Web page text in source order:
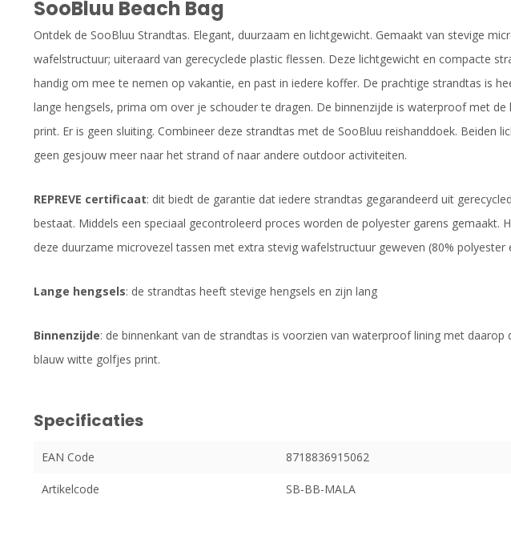
SooBluu Beach Bag
Ontdek de SooBluu Strandtas. Elegant, duurzaam en lichtgewicht. Gemaakt van stevige
wafelstructuur; uiteraard van gerecyclede plastic flessen. Deze lichtgewicht en compacte
handig om mee te nemen op vakantie, en past in iedere koffer. De prachtige strandtas is
lange hengsels, prima om over je schouder te dragen. De binnenzijde is waterproof met de
print. Er is geen sluiting. Combineer deze strandtas met de SooBluu reishanddoek. Beiden
geen gesjouw meer naar het strand of naar andere outdoor activiteiten.
REPREVE certificaat: dit biedt de garantie dat iedere strandtas gegarandeerd uit
bestaat. Middels een speciaal gecontroleerd proces worden de polyester garens gemaakt.
deze duurzame microvezel tassen met extra stevig wafelstructuur geweven (80% polyester
Lange hengsels: de strandtas heeft stevige hengsels en zijn lang
Binnenzijde: de binnenkant van de strandtas is voorzien van waterproof lining met daarop
blauw witte golfjes print.
Specificaties
EAN Code 8718836915062
Artikelcode SB-BB-MALA